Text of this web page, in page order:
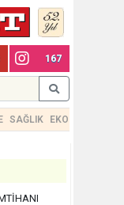
167
SAĞLIK EKONOMİ